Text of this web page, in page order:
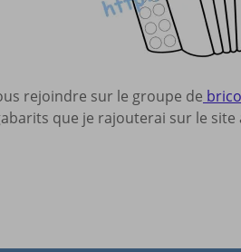
rejoindre sur le groupe de
que je rajouterai sur le